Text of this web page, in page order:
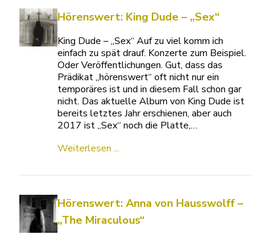
Hörenswert: King Dude – „Sex“
King Dude – „Sex“ Auf zu viel komm ich
einfach zu spät drauf. Konzerte zum Beispiel.
Oder Veröffentlichungen. Gut, dass das
Prädikat „hörenswert“ oft nicht nur ein
temporäres ist und in diesem Fall schon gar
nicht. Das aktuelle Album von King Dude ist
bereits letztes Jahr erschienen, aber auch
2017 ist „Sex“ noch die Platte,…
Weiterlesen ...
Hörenswert: Anna von Hausswolff –
„The Miraculous“